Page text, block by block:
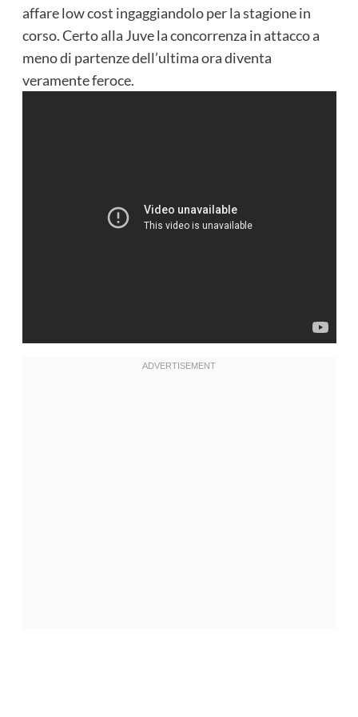
affare low cost ingaggiandolo per la stagione in
corso. Certo alla Juve la concorrenza in attacco a
meno di partenze dell’ultima ora diventa
veramente feroce.